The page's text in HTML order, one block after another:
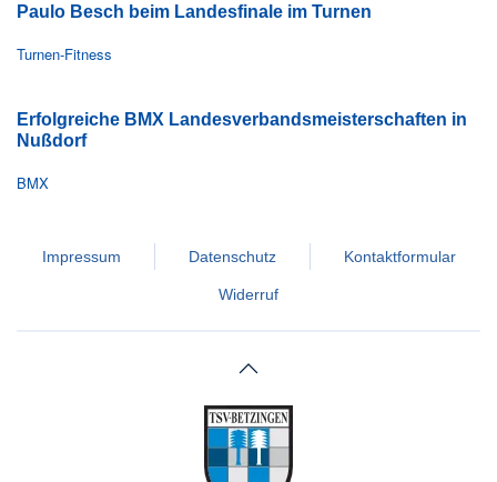
Paulo Besch beim Landesfinale im Turnen
Turnen-Fitness
Erfolgreiche BMX Landesverbandsmeisterschaften in
Nußdorf
BMX
Impressum Datenschutz Kontaktformular
Widerruf